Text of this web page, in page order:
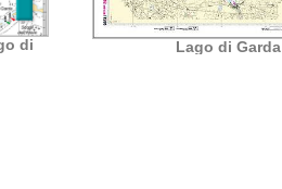
Lago di Garda